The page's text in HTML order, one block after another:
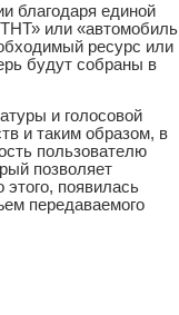
благодаря единой
или «автомобиль
ресурс или
будут собраны в
и голосовой
и таким образом, в
пользователю
позволяет
появилась
передаваемого